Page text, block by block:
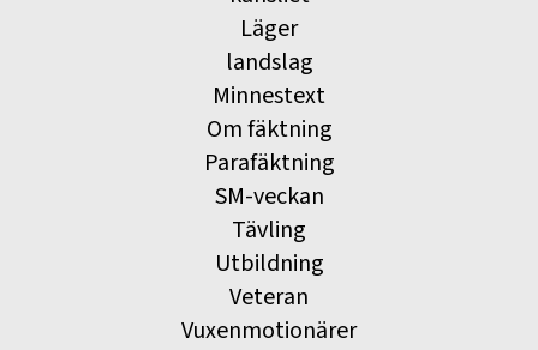
Läger
landslag
Minnestext
Om fäktning
Parafäktning
SM-veckan
Tävling
Utbildning
Veteran
Vuxenmotionärer